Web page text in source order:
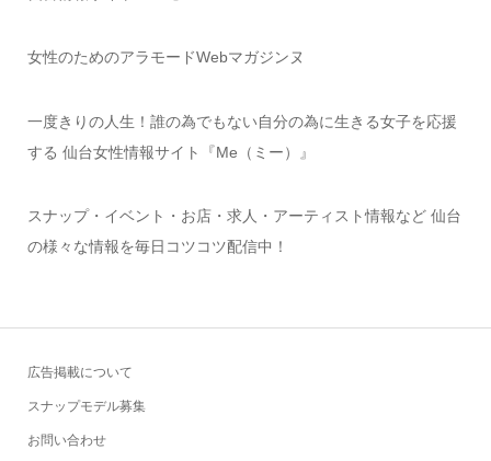
女性のためのアラモードWebマガジンヌ
一度きりの人生！誰の為でもない自分の為に生きる女子を応援
する 仙台女性情報サイト『Me（ミー）』
スナップ・イベント・お店・求人・アーティスト情報など 仙台
の様々な情報を毎日コツコツ配信中！
広告掲載について
スナップモデル募集
お問い合わせ